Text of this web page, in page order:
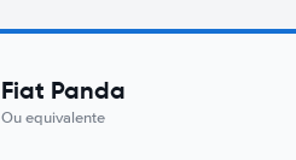
Fiat Panda
Ou equivalente